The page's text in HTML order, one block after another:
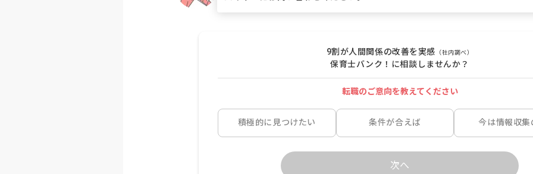
9割が人間関係の改善を実感 （社内調べ）
保育士バンク！に相談しませんか？
転職のご意向を教えてください
積極的に見つけたい 条件が合えば 今は情報収集
次へ